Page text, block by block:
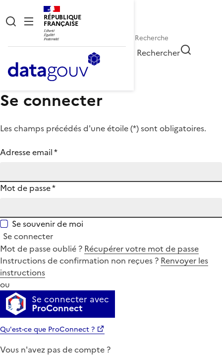
RÉPUBLIQUE
FRANÇAISE
Rechercher
Se connecter
Les champs précédés d'une étoile (*) sont obligatoires.
Adresse email*
Mot de passe*
Se souvenir de moi
Se connecter
Mot de passe oublié ? Récupérer votre mot de passe
Instructions de confirmation non reçues ? Renvoyer les
instructions
ou
Se connecter avec
ProConnect
Qu'est-ce que ProConnect ?
Vous n'avez pas de compte ?